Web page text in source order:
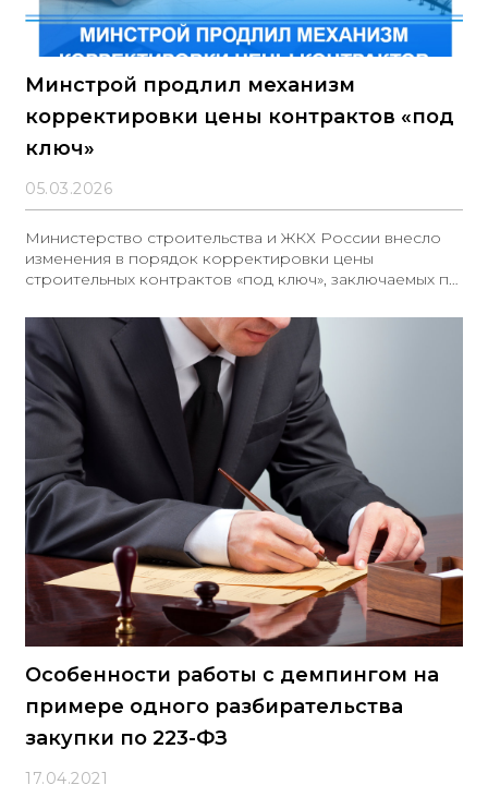
Минстрой продлил механизм
корректировки цены контрактов «под
ключ»
05.03.2026
Министерство строительства и ЖКХ России внесло
изменения в порядок корректировки цены
строительных контрактов «под ключ», заключаемых по
системе. Речь идет о контрактах, предмет которых
включает одновременно подготовку проектной
документации, выполнение инженерных изысканий и
строительство, реконструкцию либо капитальный
ремонт объектов капитального строительства. Такие
контракты заключаются с единственным поставщиком
на основании подп. «а» п. 1 и п. 2 ч. 62 ст
Особенности работы с демпингом на
примере одного разбирательства
закупки по 223-ФЗ
17.04.2021